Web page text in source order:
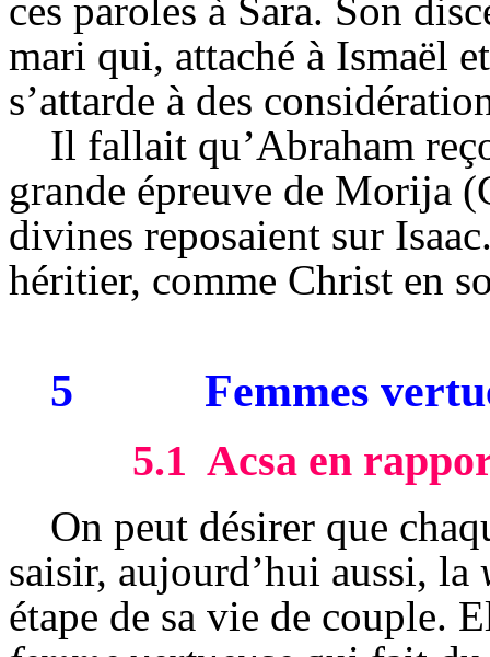
ces paroles à Sara. Son
mari qui, attaché à Ismaël
s’attarde à des
Il fallait qu’Abraham
grande épreuve de Morija (
divines reposaient sur
héritier, comme Christ en
5 Femmes
5.1 Acsa en
On peut désirer que
saisir, aujourd’hui aussi, la
étape de sa vie de couple.